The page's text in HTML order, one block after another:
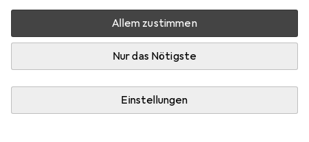
Allem zustimmen
Nur das Nötigste
Einstellungen
Zwischen Mi, 2.9. und Mi, 9.9. geliefert
Benachrichtigen, wenn schneller verfügbar
Lieferort angeben für genaue Lieferzeit